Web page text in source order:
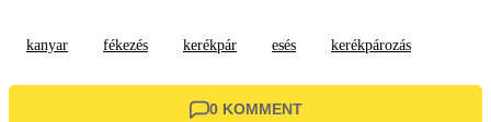
kanyar fékezés kerékpár esés kerékpározás
0 KOMMENT